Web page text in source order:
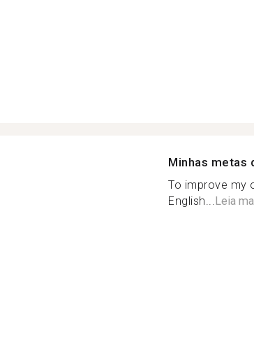
Minhas metas
To improve my
English...Leia